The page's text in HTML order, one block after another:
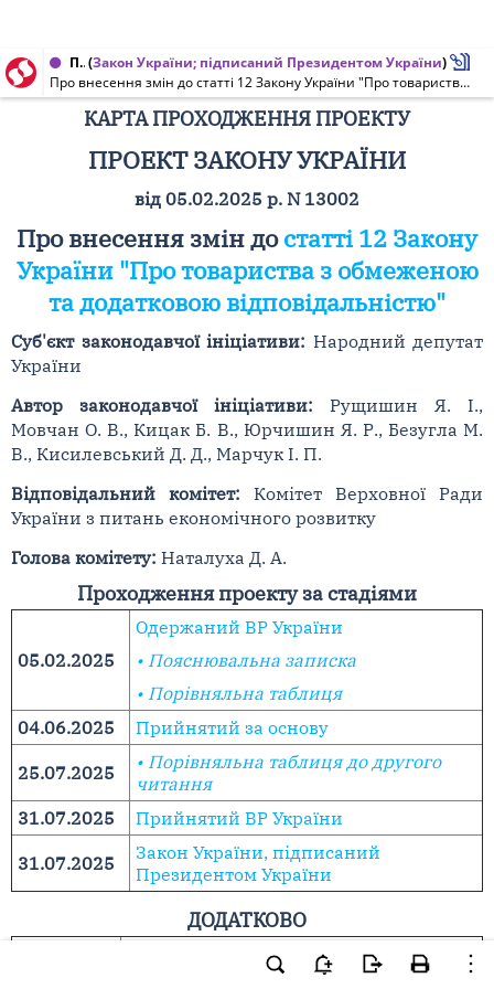
Проект Закону України, Карта проходження проекту від 31.07.2025 № 13002(Закон України; підписаний Президентом України)
Про внесення змін до статті 12 Закону України "Про товариства з обмеженою та додатковою відповідальністю"